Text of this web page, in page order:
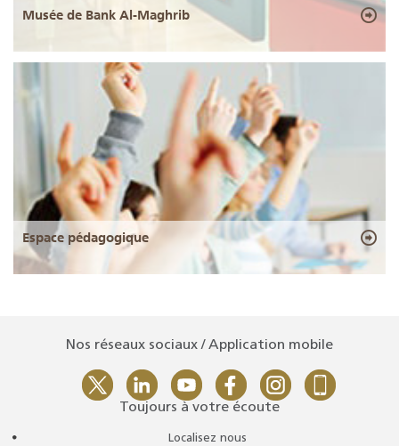
Musée de Bank Al-Maghrib
Espace pédagogique
Nos réseaux sociaux / Application mobile
Toujours à votre écoute
Localisez nous